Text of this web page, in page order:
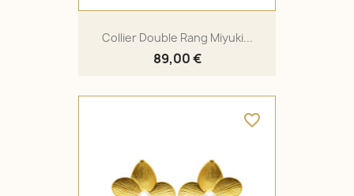
Collier Double Rang Miyuki...
89,00 €
favorite_border